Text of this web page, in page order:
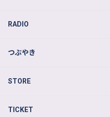
RADIO
つぶやき
STORE
TICKET